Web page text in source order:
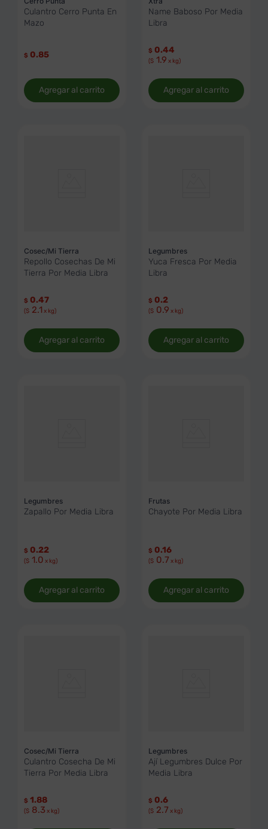
Culantro Cerro Punta En
Mazo
$ 0.85
Agregar al carrito
Name Baboso Por Media
Libra
$ 0.44
($ 1.9 x kg)
Agregar al carrito
Cosec/Mi Tierra
Repollo Cosechas De Mi
Tierra Por Media Libra
$ 0.47
($ 2.1 x kg)
Agregar al carrito
Legumbres
Yuca Fresca Por Media
Libra
$ 0.2
($ 0.9 x kg)
Agregar al carrito
Legumbres
Zapallo Por Media Libra
$ 0.22
($ 1.0 x kg)
Agregar al carrito
Frutas
Chayote Por Media Libra
$ 0.16
($ 0.7 x kg)
Agregar al carrito
Cosec/Mi Tierra
Culantro Cosecha De Mi
Tierra Por Media Libra
$ 1.88
($ 8.3 x kg)
Legumbres
Ají Legumbres Dulce Por
Media Libra
$ 0.6
($ 2.7 x kg)